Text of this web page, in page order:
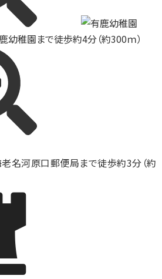
幼稚園まで徒歩約4分（約300ｍ）
名河原口郵便局まで徒歩約3分（約